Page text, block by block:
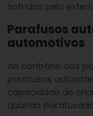
sofridas pelo
Parafusos
automotivos
Ao contrário dos
parafusos
capacidade de
quando